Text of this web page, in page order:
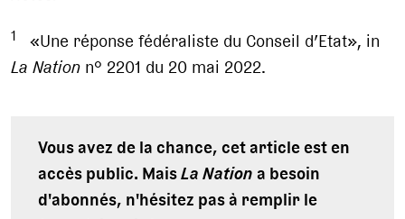
1
«Une réponse fédéraliste du Conseil d’Etat», in
La Nation n° 2201 du 20 mai 2022.
Vous avez de la chance, cet article est en
accès public. MaisLa Nationa besoin
d'abonnés, n'hésitez pas à remplir le